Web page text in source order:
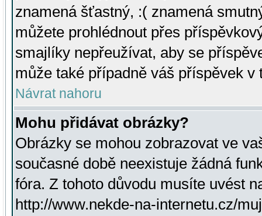
znamená šťastný, :( znamená
můžete prohlédnout přes
smajlíky nepřeužívat, aby se
může také případně váš příspěvek v
Návrat nahoru
Mohu přidávat obrázky?
Obrázky se mohou zobrazovat ve
současné době neexistuje žádná
fóra. Z tohoto důvodu musíte uvést
http://www.nekde-na-internetu.cz/